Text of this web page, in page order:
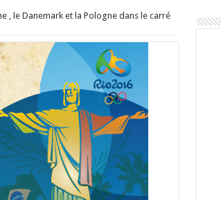
, le Danemark et la Pologne dans le carré